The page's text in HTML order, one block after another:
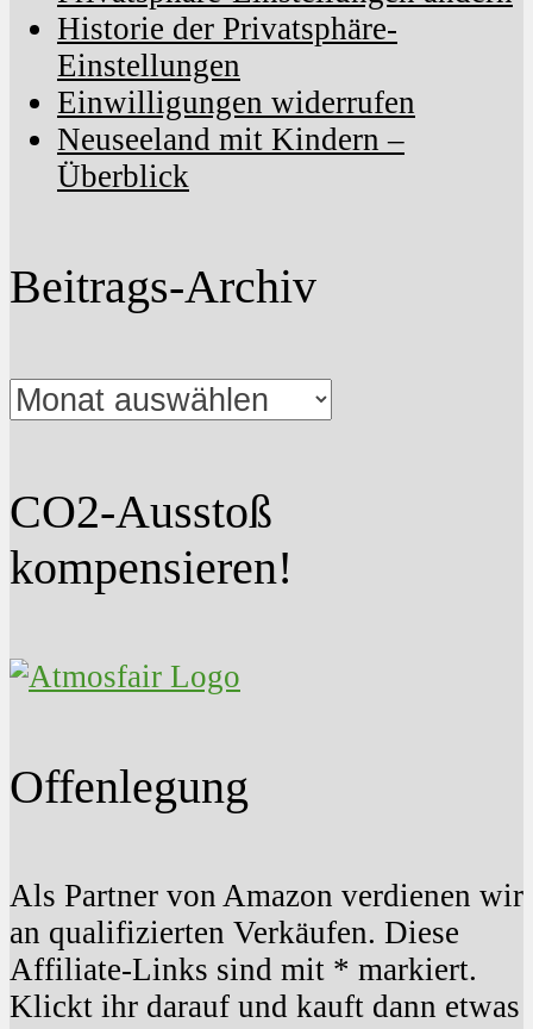
Historie der Privatsphäre-
Einstellungen
Einwilligungen widerrufen
Neuseeland mit Kindern –
Überblick
Beitrags-Archiv
Beitrags-
Archiv
CO2-Ausstoß
kompensieren!
Offenlegung
Als Partner von Amazon verdienen wir
an qualifizierten Verkäufen. Diese
Affiliate-Links sind mit * markiert.
Klickt ihr darauf und kauft dann etwas